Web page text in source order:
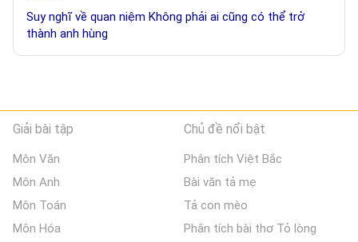
Suy nghĩ về quan niệm Không phải ai cũng có thể trở
thành anh hùng
Giải bài tập
Môn Văn
Môn Anh
Môn Toán
Môn Hóa
Chủ đề nổi bật
Phân tích Việt Bắc
Bài văn tả mẹ
Tả con mèo
Phân tích bài thơ Tỏ lòng